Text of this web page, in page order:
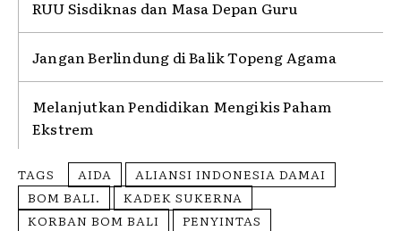
RUU Sisdiknas dan Masa Depan Guru
Jangan Berlindung di Balik Topeng Agama
Melanjutkan Pendidikan Mengikis Paham
Ekstrem
TAGS AIDA
ALIANSI INDONESIA DAMAI
BOM BALI.
KADEK SUKERNA
KORBAN BOM BALI
PENYINTAS